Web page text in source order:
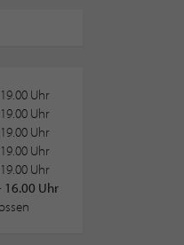
Uhr
Uhr
Uhr
Uhr
Uhr
16.00 Uhr